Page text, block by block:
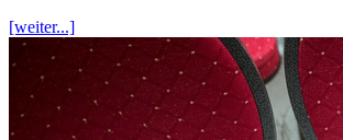
[weiter...]